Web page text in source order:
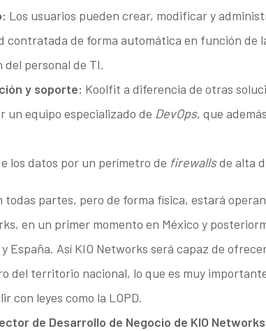
Los usuarios pueden crear, modificar y
contratada de forma automática en función de
personal de TI.
y soporte: Koolfit a diferencia de otras
un equipo especializado de DevOps, que
los datos por un perímetro de firewallsde alta
partes, pero de forma física, estará
en un primer momento en México y
España. Así KIO Networks será capaz de
del territorio nacional, lo que es muy
con leyes como la LOPD.
de Desarrollo de Negocio de KIO